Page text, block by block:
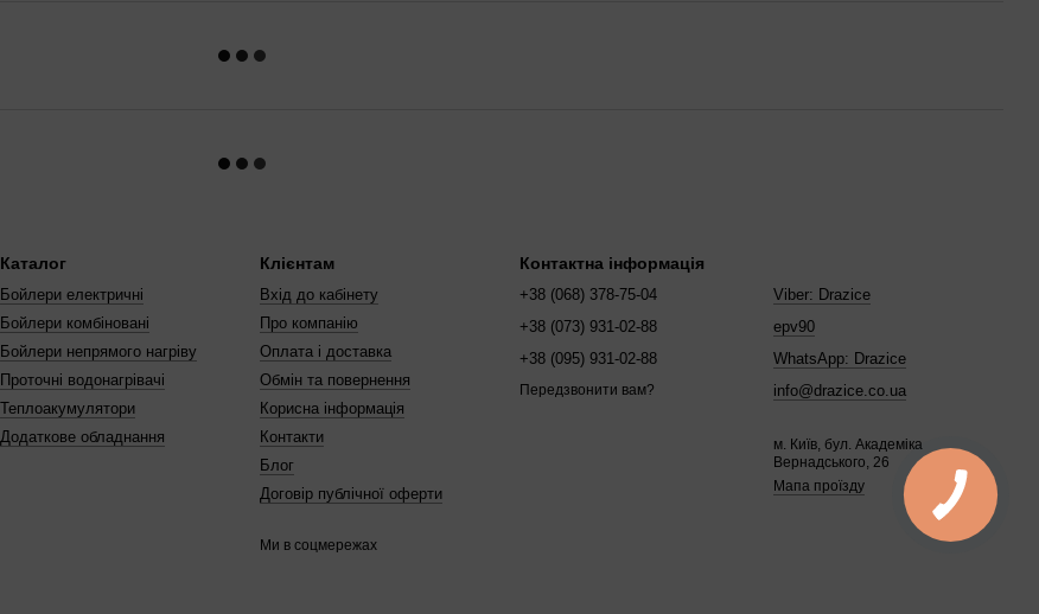
Каталог
Бойлери електричні
Бойлери комбіновані
Бойлери непрямого нагріву
Проточні водонагрівачі
Теплоакумулятори
Додаткове обладнання
Клієнтам
Вхід до кабінету
Про компанію
Оплата і доставка
Обмін та повернення
Корисна інформація
Контакти
Блог
Договір публічної оферти
Ми в соцмережах
Контактна інформація
+38 (068) 378-75-04
+38 (073) 931-02-88
+38 (095) 931-02-88
Передзвонити вам?
Viber: Drazice
epv90
WhatsApp: Drazice
info@drazice.co.ua
м. Київ, бул. Академіка
Вернадського, 26
Мапа проїзду